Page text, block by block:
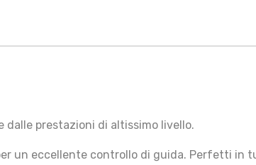
dalle prestazioni di altissimo livello.
un eccellente controllo di guida. Perfetti in